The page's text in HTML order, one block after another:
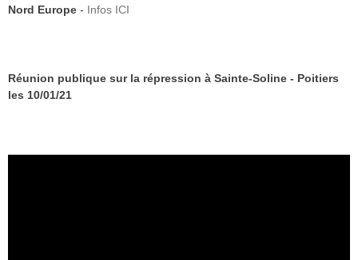
Nord Europe - Infos ICI
Réunion publique sur la répression à Sainte-Soline - Poitiers
les 10/01/21